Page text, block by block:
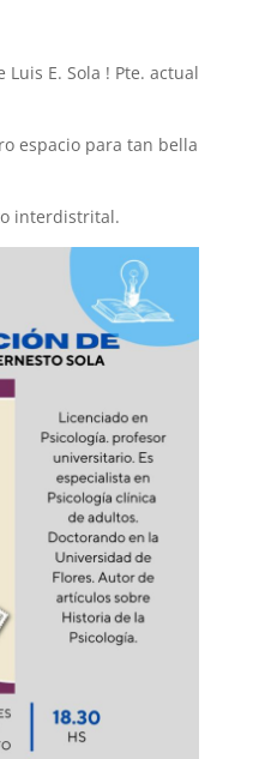
E. Sola ! Pte. actual
espacio para tan bella
interdistrital.